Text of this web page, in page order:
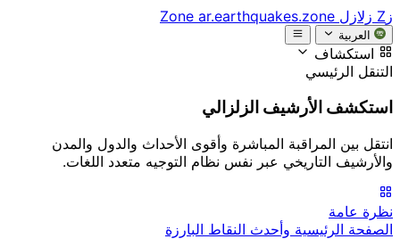
زZ زلازل Zone ar.earthquakes.zone
العربية
استكشاف
التنقل الرئيسي
استكشف الأرشيف الزلزالي
انتقل بين المراقبة المباشرة وأقوى الأحداث والدول والمدن
والأرشيف التاريخي عبر نفس نظام التوجيه متعدد اللغات.
نظرة عامة
الصفحة الرئيسية وأحدث النقاط البارزة